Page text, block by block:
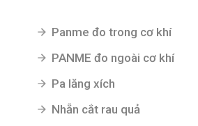
Panme đo trong cơ khí
PANME đo ngoài cơ khí
Pa lăng xích
Nhẵn cắt rau quả